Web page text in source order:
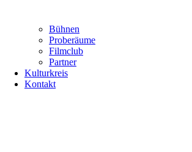
Bühnen
Proberäume
Filmclub
Partner
Kulturkreis
Kontakt